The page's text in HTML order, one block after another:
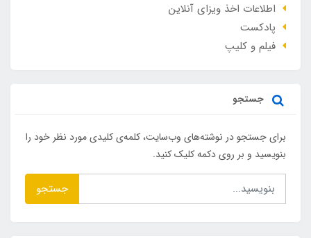
اطلاعات اخذ ویزای آنلاین
پادکست
فیلم و کلیپ
جستجو
برای جستجو در نوشته‌های وب‌سایت، کلمه‌ی کلیدی مورد نظر خود را
بنویسید و بر روی دکمه کلیک کنید.
جستجو